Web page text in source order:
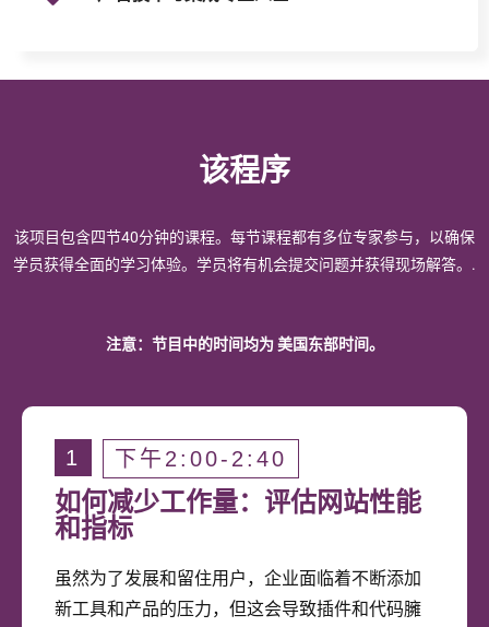
该程序
该项目包含四节40分钟的课程。每节课程都有多位专家参与，以确保
学员获得全面的学习体验。学员将有机会提交问题并获得现场解答。.
注意：节目中的时间均为美国东部时间。
1 下午2:00-2:40
如何减少工作量：评估网站性能
和指标
虽然为了发展和留住用户，企业面临着不断添加
新工具和产品的压力，但这会导致插件和代码臃